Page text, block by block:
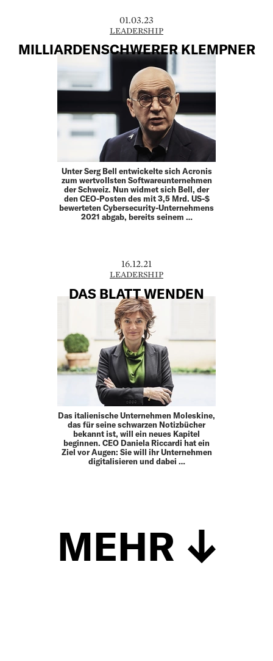
01.03.23
LEADERSHIP
MILLIARDENSCHWERER KLEMPNER
Unter Serg Bell entwickelte sich Acronis
zum wertvollsten Softwareunternehmen
der Schweiz. Nun widmet sich Bell, der
den CEO-Posten des mit 3,5 Mrd. US-$
bewerteten Cybersecurity-Unternehmens
2021 abgab, bereits seinem …
16.12.21
LEADERSHIP
DAS BLATT WENDEN
Das italienische Unternehmen Moleskine,
das für seine schwarzen Notizbücher
bekannt ist, will ein neues Kapitel
beginnen. CEO Daniela Riccardi hat ein
Ziel vor Augen: Sie will ihr Unternehmen
digitalisieren und dabei …
MEHR